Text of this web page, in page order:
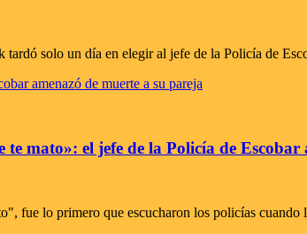
solo un día en elegir al jefe de la Policía de
mato»: el jefe de la Policía de Escobar
fue lo primero que escucharon los policías cuando